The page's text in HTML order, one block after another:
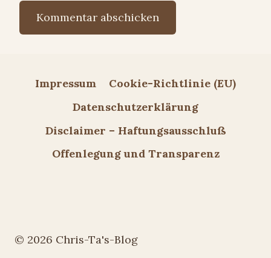
Impressum
Cookie-Richtlinie (EU)
Datenschutzerklärung
Disclaimer – Haftungsausschluß
Offenlegung und Transparenz
© 2026 Chris-Ta's-Blog